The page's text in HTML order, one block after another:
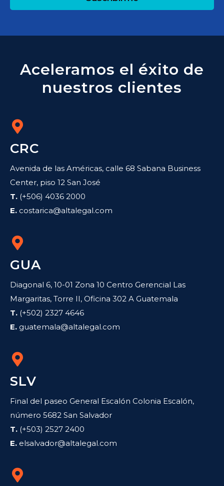
Aceleramos el éxito de
nuestros clientes
CRC
Avenida de las Américas, calle 68 Sabana Business
Center, piso 12 San José
T. (+506) 4036 2000
E. costarica@altalegal.com
GUA
Diagonal 6, 10-01 Zona 10 Centro Gerencial Las
Margaritas, Torre II, Oficina 302 A Guatemala
T. (+502) 2327 4646
E. guatemala@altalegal.com
SLV
Final del paseo General Escalón Colonia Escalón,
número 5682 San Salvador
T. (+503) 2527 2400
E. elsalvador@altalegal.com